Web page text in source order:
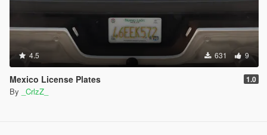
4.5 631 9
Mexico License Plates 1.0
By _CrlzZ_